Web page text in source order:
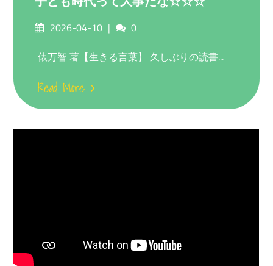
Posted2026-04-10 Comments
0
俵万智 著【生きる言葉】 久しぶりの読書...
Read More